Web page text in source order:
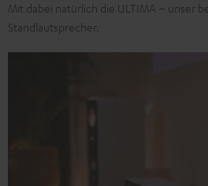
Mit dabei natürlich die ULTIMA – unser
Standlautsprecher.